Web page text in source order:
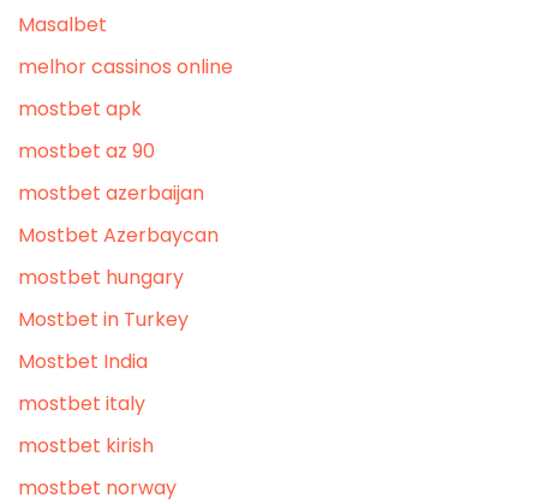
Masalbet
melhor cassinos online
mostbet apk
mostbet az 90
mostbet azerbaijan
Mostbet Azerbaycan
mostbet hungary
Mostbet in Turkey
Mostbet India
mostbet italy
mostbet kirish
mostbet norway